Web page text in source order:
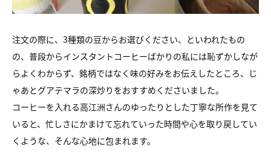
注文の際に、3種類の豆からお選びください、といわれたもの
の、普段からインスタントコーヒーばかりの私には恥ずかしなが
らよくわからず、銘柄ではなく味の好みをお伝えしたところ、じ
ゃあとグアテマラの深炒りをおすすめくださいました。
コーヒーを入れる高江洲さんのゆったりとした丁寧な所作を見て
いると、忙しさにかまけて忘れていった時間や心を取り戻してい
くような、そんな心地に包まれます。